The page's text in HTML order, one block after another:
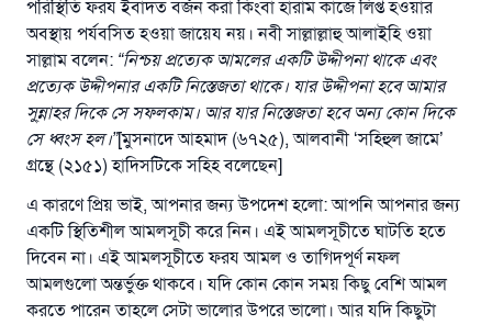
পরিস্থিতি ফরয ইবাদত বর্জন করা কিংবা হারাম কাজে লিপ্ত হওয়ার
অবস্থায় পর্যবসিত হওয়া জায়েয নয়। নবী সাল্লাল্লাহু আলাইহি ওয়া
সাল্লাম বলেন: “নিশ্চয় প্রত্যেক আমলের একটি উদ্দীপনা থাকে এবং
প্রত্যেক উদ্দীপনার একটি নিস্তেজতা থাকে। যার উদ্দীপনা হবে আমার
সু্ন্নাহর দিকে সে সফলকাম। আর যার নিস্তেজতা হবে অন্য কোন দিকে
সে ধ্বংস হল।”[মুসনাদে আহমাদ (৬৭২৫), আলবানী ‘সহিহুল জামে’
গ্রন্থে (২১৫১) হাদিসটিকে সহিহ বলেছেন]
এ কারণে প্রিয় ভাই, আপনার জন্য উপদেশ হলো: আপনি আপনার জন্য
একটি স্থিতিশীল আমলসূচী করে নিন। এই আমলসূচীতে ঘাটতি হতে
দিবেন না। এই আমলসূচীতে ফরয আমল ও তাগিদপূর্ণ নফল
আমলগুলো অন্তর্ভুক্ত থাকবে। যদি কোন কোন সময় কিছু বেশি আমল
করতে পারেন তাহলে সেটা ভালোর উপরে ভালো। আর যদি কিছুটা